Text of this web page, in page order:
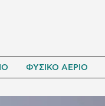
ΦΥΣΙΚΟ ΑΕΡΙΟ